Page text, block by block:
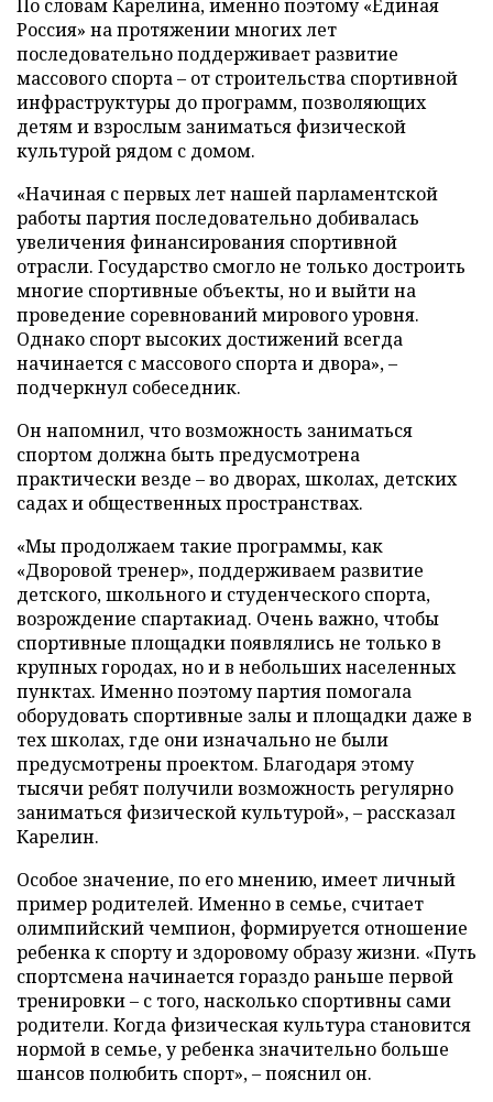
По словам Карелина, именно поэтому «Единая
Россия» на протяжении многих лет
последовательно поддерживает развитие
массового спорта – от строительства спортивной
инфраструктуры до программ, позволяющих
детям и взрослым заниматься физической
культурой рядом с домом.
«Начиная с первых лет нашей парламентской
работы партия последовательно добивалась
увеличения финансирования спортивной
отрасли. Государство смогло не только достроить
многие спортивные объекты, но и выйти на
проведение соревнований мирового уровня.
Однако спорт высоких достижений всегда
начинается с массового спорта и двора», –
подчеркнул собеседник.
Он напомнил, что возможность заниматься
спортом должна быть предусмотрена
практически везде – во дворах, школах, детских
садах и общественных пространствах.
«Мы продолжаем такие программы, как
«Дворовой тренер», поддерживаем развитие
детского, школьного и студенческого спорта,
возрождение спартакиад. Очень важно, чтобы
спортивные площадки появлялись не только в
крупных городах, но и в небольших населенных
пунктах. Именно поэтому партия помогала
оборудовать спортивные залы и площадки даже в
тех школах, где они изначально не были
предусмотрены проектом. Благодаря этому
тысячи ребят получили возможность регулярно
заниматься физической культурой», – рассказал
Карелин.
Особое значение, по его мнению, имеет личный
пример родителей. Именно в семье, считает
олимпийский чемпион, формируется отношение
ребенка к спорту и здоровому образу жизни. «Путь
спортсмена начинается гораздо раньше первой
тренировки – с того, насколько спортивны сами
родители. Когда физическая культура становится
нормой в семье, у ребенка значительно больше
шансов полюбить спорт», – пояснил он.